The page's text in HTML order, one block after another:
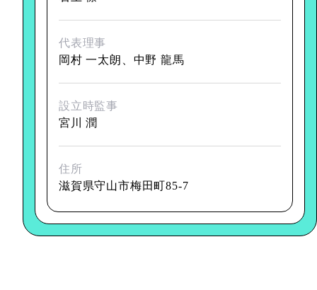
代表理事
岡村 一太朗、中野 龍馬
設立時監事
宮川 潤
住所
滋賀県守山市梅田町85-7